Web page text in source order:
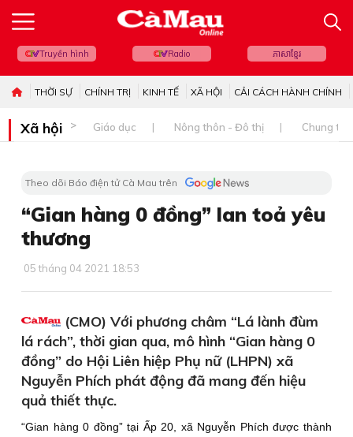
Truyền hình Radio ភាសាខ្មែរ
THỜI SỰ CHÍNH TRỊ KINH TẾ XÃ HỘI CẢI CÁCH HÀNH CHÍNH
Xã hội Giáo dục Nông thôn - Đô thị Chung
Theo dõi Báo điện tử Cà Mau trên
“Gian hàng 0 đồng” lan toả yêu
thương
05 tháng 04 2021 18:53
(CMO) Với phương châm “Lá lành đùm
lá rách”, thời gian qua, mô hình “Gian hàng 0
đồng” do Hội Liên hiệp Phụ nữ (LHPN) xã
Nguyễn Phích phát động đã mang đến hiệu
quả thiết thực.
“Gian hàng 0 đồng” tại Ấp 20, xã Nguyễn Phích được thành